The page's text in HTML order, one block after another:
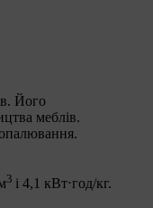
Його
меблів.
3 і 4,1 кВт⋅год/кг.